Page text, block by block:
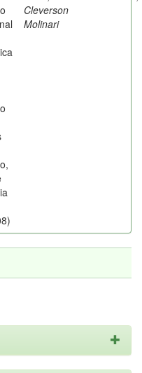
Cleverson
Molinari